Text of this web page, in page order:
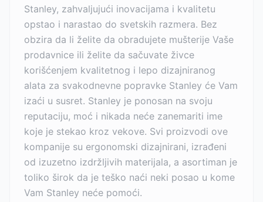
Stanley, zahvaljujući inovacijama i kvalitetu
opstao i narastao do svetskih razmera. Bez
obzira da li želite da obradujete mušterije Vaše
prodavnice ili želite da sačuvate živce
korišćenjem kvalitetnog i lepo dizajniranog
alata za svakodnevne popravke Stanley će Vam
izaći u susret. Stanley je ponosan na svoju
reputaciju, moć i nikada neće zanemariti ime
koje je stekao kroz vekove. Svi proizvodi ove
kompanije su ergonomski dizajnirani, izrađeni
od izuzetno izdržljivih materijala, a asortiman je
toliko širok da je teško naći neki posao u kome
Vam Stanley neće pomoći.